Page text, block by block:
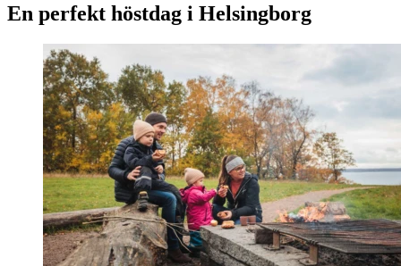
En perfekt höstdag i Helsingborg